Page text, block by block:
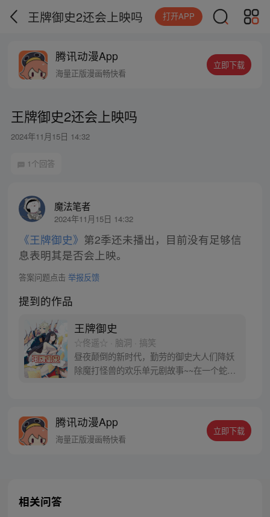
王牌御史2还会上映吗 打开APP
腾讯动漫App
海量正版漫画畅快看
立即下载
王牌御史2还会上映吗
2024年11月15日 14:32
1个回答
魔法笔者
2024年11月15日 14:32
《王牌御史》 第2季还未播出，目前没有足够信
息表明其是否会上映。
答案问题点击 举报反馈
提到的作品
王牌御史
☆佟遥☆ · 脑洞 · 搞笑
昼夜颠倒的新时代，勤劳的御史大人们降妖
除魔打怪兽的欢乐单元剧故事~~在一个蛇精
一加更会再作通知……
腾讯动漫App
海量正版漫画畅快看
立即下载
相关问答